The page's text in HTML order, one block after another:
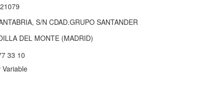
S/N CDAD.GRUPO SANTANDER
DEL MONTE (MADRID)
33 10
Variable